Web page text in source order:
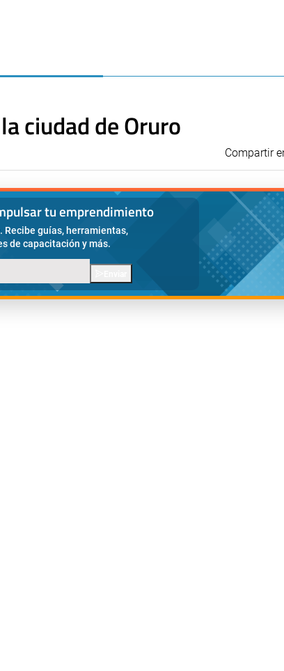
ciudad de Oruro
Compartir
tu emprendimiento
Recibe guías, herramientas,
de capacitación y más.